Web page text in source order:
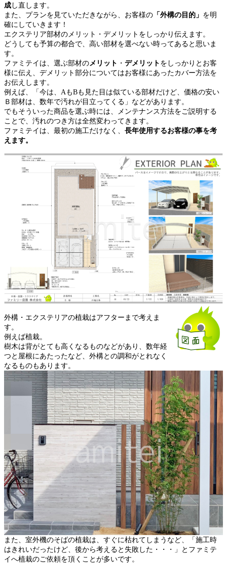
成 し直します。
また、プランを見ていただきながら、お客様の 「外構の目的」 を明
確にしていきます！
エクステリア部材のメリット・デメリットをしっかり伝えます。
どうしても予算の都合で、高い部材を選べない時ってあると思いま
す。
ファミテイは、選ぶ部材の メリット ・ デメリット をしっかりとお客
様に伝え、デメリット部分についてはお客様にあったカバー方法を
お伝えします。
例えば、「今は、AもBも見た目は似ている部材だけど、価格の安い
Ｂ部材は、数年で汚れが目立ってくる」などがあります。
でもそういった商品を選ぶ時には、メンテナンス方法をご説明する
ことで、汚れのつき方は全然変わってきます。
ファミテイは、最初の施工だけなく、 長年使用するお客様の事を考
えます。
外構・エクステリアの植栽はアフターまで考えま
す。
例えば植栽。
樹木は背がとても高くなるものなどがあり、数年経
つと屋根にあたったなど、外構との調和がとれなく
なるものもあります。
また、室外機のそばの植栽は、すぐに枯れてしまうなど、「施工時
はきれいだったけど、後から考えると失敗した・・・」とファミテ
イへ植栽のご依頼を頂くことが多いです。